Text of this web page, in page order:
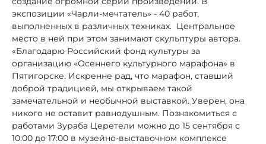
экспозиции «Чарли-мечтатель» - 40 работ,
выполненных в различных техниках. Центральное
место в ней при этом занимают скульптуры автора.
«Благодарю Российский фонд культуры за
организацию «Осеннего культурного марафона» в
Пятигорске. Искренне рад, что марафон, ставший
доброй традицией, мы открываем такой
замечательной и необычной выставкой. Уверен, она
никого не оставит равнодушным. Познакомиться с
работами Зураба Церетели можно до 15 сентября с
10:00 до 17:00 в музейно-выставочном комплексе